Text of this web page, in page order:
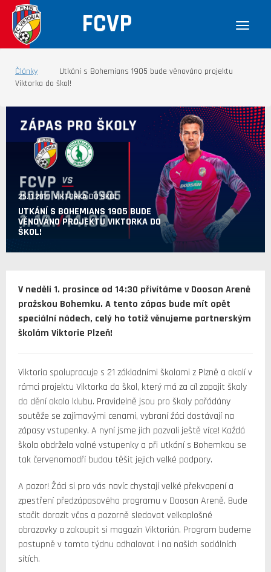
FCVP
Články
Utkání s Bohemians 1905 bude věnováno projektu
Viktorka do škol!
25.11.2019 VIKTORKA DO ŠKOL
UTKÁNÍ S BOHEMIANS 1905 BUDE
VĚNOVÁNO PROJEKTU VIKTORKA DO
ŠKOL!
V neděli 1. prosince od 14:30 přivítáme v Doosan Areně
pražskou Bohemku. A tento zápas bude mít opět
speciální nádech, celý ho totiž věnujeme partnerským
školám Viktorie Plzeň!
Viktoria spolupracuje s 21 základními školami z Plzně a okolí v
rámci projektu Viktorka do škol, který má za cíl zapojit školy
do dění okolo klubu. Pravidelně jsou pro školy pořádány
soutěže se zajímavými cenami, vybraní žáci dostávají na
zápasy vstupenky. A nyní jsme jich pozvali ještě více! Každá
škola obdržela volné vstupenky a při utkání s Bohemkou se
tak červenomodří budou těšit jejich velké podpory.
A pozor! Žáci si pro vás navíc chystají velké překvapení a
zpestření předzápasového programu v Doosan Areně. Bude
stačit dorazit včas a pozorně sledovat velkoplošné
obrazovky a zakoupit si magazín Viktorián. Program budeme
postupně v tomto týdnu odhalovat i na našich sociálních
sítích.